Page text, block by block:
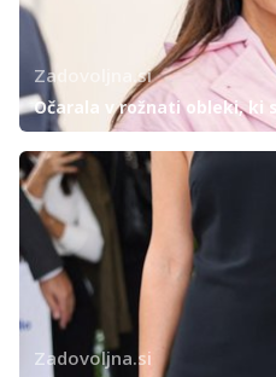
Zadovoljna.si
Očarala v rožnati obleki, ki
Zadovoljna.si